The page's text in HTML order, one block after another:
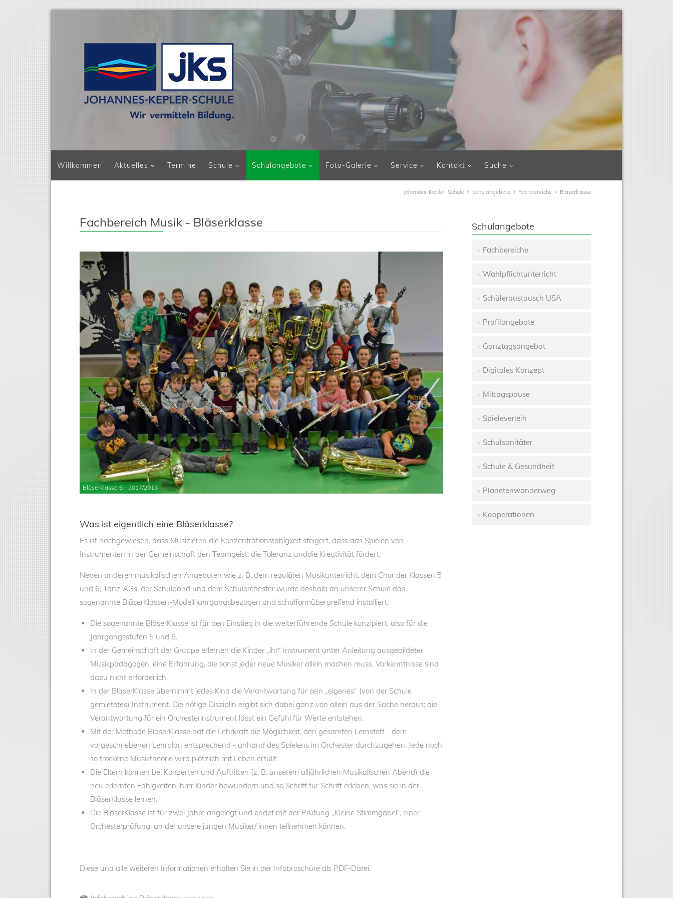
Navigation überspringen
Willkommen Aktuelles Termine Schule Schulangebote Foto-Galerie Service Kontakt Suche
Johannes-Kepler-Schule Schulangebote Fachbereiche Bläserklasse
Fachbereich Musik - Bläserklasse
Bläserklasse 6 - 2017/2018
Was ist eigentlich eine Bläserklasse?
Es ist nachgewiesen, dass Musizieren die Konzentrationsfähigkeit steigert, dass das Spielen von
Instrumenten in der Gemeinschaft den Teamgeist, die Toleranz unddie Kreativität fördert.
Neben anderen musikalischen Angeboten wie z. B. dem regulären Musikunterricht, dem Chor der Klassen 5
und 6, Tanz-AGs, der Schulband und dem Schulorchester wurde deshalb an unserer Schule das
sogenannte BläserKlassen-Modell jahrgangsbezogen und schulformübergreifend installiert:
Die sogenannte BläserKlasse ist für den Einstieg in die weiterführende Schule konzipiert, also für die
Jahrgangsstufen 5 und 6.
In der Gemeinschaft der Gruppe erlernen die Kinder „ihr“ Instrument unter Anleitung ausgebildeter
Musikpädagogen, eine Erfahrung, die sonst jeder neue Musiker allein machen muss. Vorkenntnisse sind
dazu nicht erforderlich.
In der BläserKlasse übernimmt jedes Kind die Verantwortung für sein „eigenes“ (von der Schule
gemietetes) Instrument. Die nötige Disziplin ergibt sich dabei ganz von allein aus der Sache heraus; die
Verantwortung für ein Orchesterinstrument lässt ein Gefühl für Werte entstehen.
Mit der Methode BläserKlasse hat die Lehrkraft die Möglichkeit, den gesamten Lernstoff - dem
vorgeschriebenen Lehrplan entsprechend - anhand des Spielens im Orchester durchzugehen. Jede noch
so trockene Musiktheorie wird plötzlich mit Leben erfüllt.
Die Eltern können bei Konzerten und Auftritten (z. B. unserem alljährlichen Musikalischen Abend) die
neu erlernten Fähigkeiten ihrer Kinder bewundern und so Schritt für Schritt erleben, was sie in der
BläserKlasse lernen.
Die BläserKlasse ist für zwei Jahre angelegt und endet mit der Prüfung „Kleine Stimmgabel“, einer
Orchesterprüfung, an der unsere jungen Musiker/ innen teilnehmen können.
Diese und alle weiteren Informationen erhalten Sie in der Infobroschüre als PDF-Datei.
Schulangebote
überspringen
Fachbereiche
Wahlpflichtunterricht
Schüleraustausch USA
Profilangebote
Ganztagsangebot
Digitales Konzept
Mittagspause
Spieleverleih
Schulsanitäter
Schule & Gesundheit
Planetenwanderweg
Kooperationen